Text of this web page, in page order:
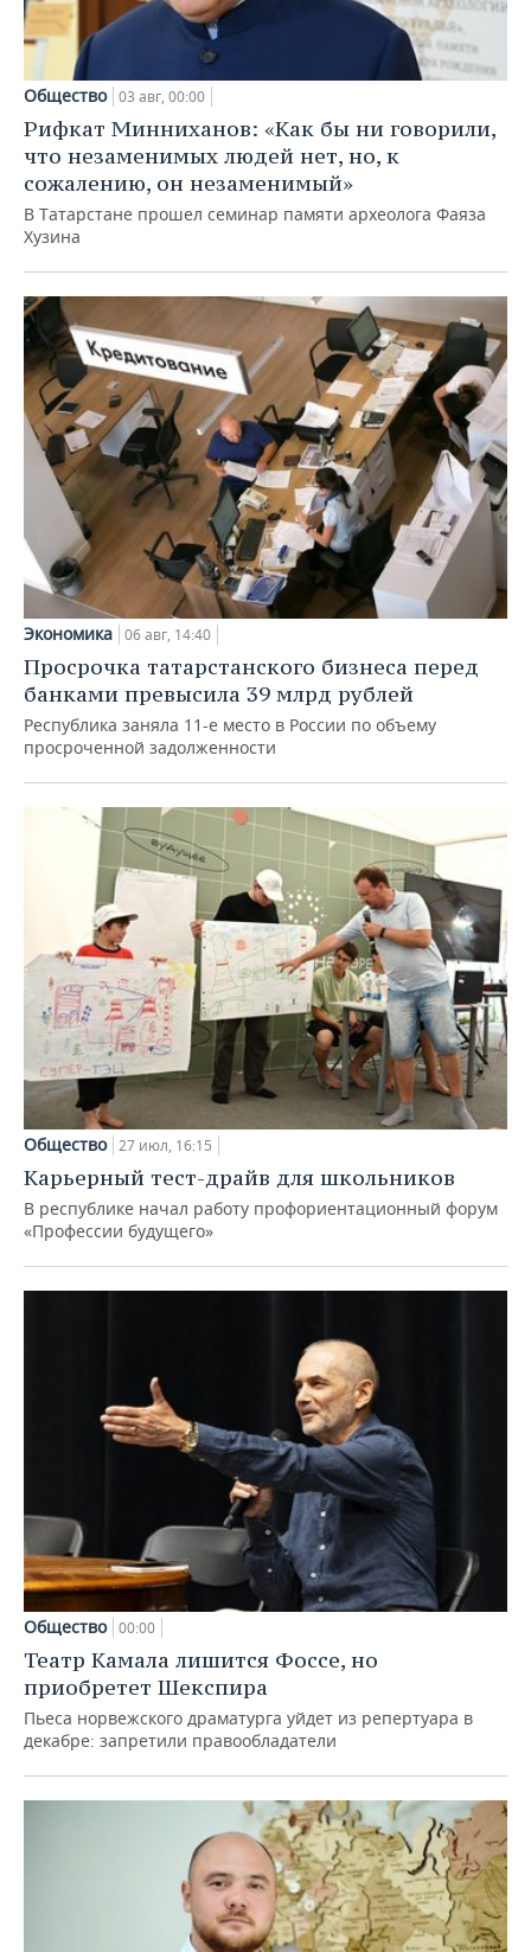
Общество 03 авг, 00:00
Рифкат Минниханов: «Как бы ни говорили,
что незаменимых людей нет, но, к
сожалению, он незаменимый»
В Татарстане прошел семинар памяти археолога Фаяза
Хузина
Экономика 06 авг, 14:40
Просрочка татарстанского бизнеса перед
банками превысила 39 млрд рублей
Республика заняла 11-е место в России по объему
просроченной задолженности
Общество 27 июл, 16:15
Карьерный тест-драйв для школьников
В республике начал работу профориентационный форум
«Профессии будущего»
Общество 00:00
Театр Камала лишится Фоссе, но
приобретет Шекспира
Пьеса норвежского драматурга уйдет из репертуара в
декабре: запретили правообладатели